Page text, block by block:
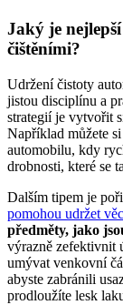
Jaký je
čištěními?
Udržení čistoty
jistou disciplínu a
strategií je vytvořit
Například můžete
automobilu, kdy
drobnosti, které se
Dalším tipem je
pomohou udržet
předměty, jako
výrazně zefektivnit
umývat venkovní
abyste zabránili
prodloužíte lesk